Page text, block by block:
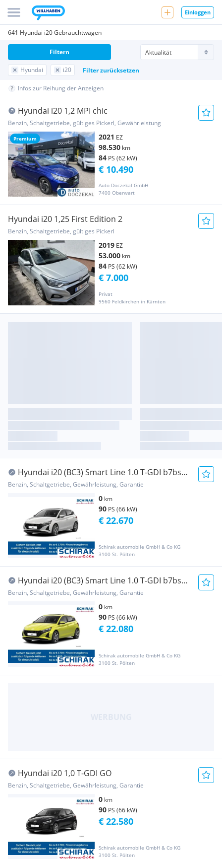
Einloggen
641 Hyundai i20 Gebrauchtwagen
Hyundai i20 Filter zurücksetzen
Filtern
Infos zur Reihung der Anzeigen
Premium
Hyundai i20 1,2 MPI chic
Benzin, Schaltgetriebe, gültiges Pickerl, Gewährleistung
2021 EZ
98.530 km
84 PS (62 kW)
Auto Doczekal GmbH
7400 Oberwart
€ 10.490
Hyundai i20 1,25 First Edition 2
Benzin, Schaltgetriebe, gültiges Pickerl
2019 EZ
53.000 km
84 PS (62 kW)
Privat
9560 Feldkirchen in Kärnten
€ 7.000
Hyundai i20 (BC3) Smart Line 1.0 T-GDI b7bs1-
PP7
Benzin, Schaltgetriebe, Gewährleistung, Garantie
0 km
90 PS (66 kW)
Schirak automobile GmbH & Co KG
3100 St. Pölten
€ 22.670
Hyundai i20 (BC3) Smart Line 1.0 T-GDI b7bs1-
PP7
Benzin, Schaltgetriebe, Gewährleistung, Garantie
0 km
90 PS (66 kW)
Schirak automobile GmbH & Co KG
3100 St. Pölten
€ 22.080
Hyundai i20 1,0 T-GDI GO
Benzin, Schaltgetriebe, Gewährleistung, Garantie
0 km
90 PS (66 kW)
Schirak automobile GmbH & Co KG
3100 St. Pölten
€ 22.580